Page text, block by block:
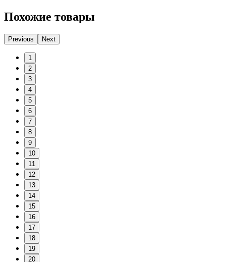
Похожие товары
Previous Next
1
2
3
4
5
6
7
8
9
10
11
12
13
14
15
16
17
18
19
20